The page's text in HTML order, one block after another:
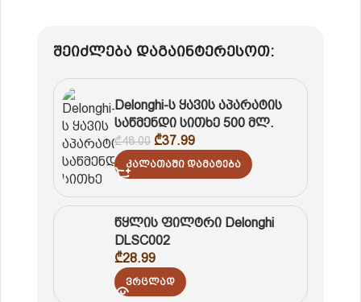
შეიძლება დაგაინტერესოთ:
Delonghi-ს ყავის აპარატის
საწმენდი სითხე 500 მლ.
₾48.00 ₾37.99
Კალათაში Დამატება
წყლის ფილტრი Delonghi
DLSC002
₾28.99
Ვრცლად